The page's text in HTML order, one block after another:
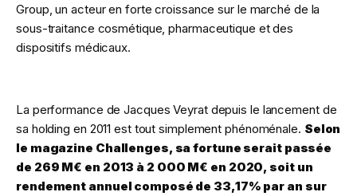
Group, un acteur en forte croissance sur le marché de la
sous-traitance cosmétique, pharmaceutique et des
dispositifs médicaux.
La performance de Jacques Veyrat depuis le lancement de
sa holding en 2011 est tout simplement phénoménale. Selon
le magazine Challenges, sa fortune serait passée
de 269 M€ en 2013 à 2 000 M€ en 2020, soit un
rendement annuel composé de 33,17% par an sur